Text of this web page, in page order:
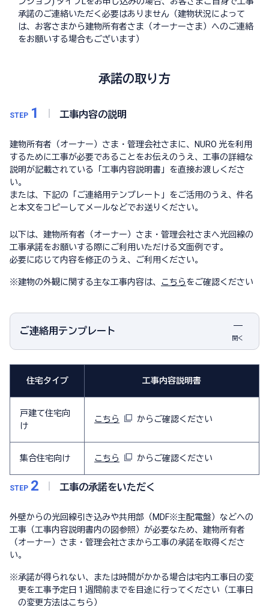
承諾のご連絡いただく必要はありません（建物状況によって
は、お客さまから建物所有者さま（オーナーさま）へのご連絡
をお願いする場合もございます）
承諾の取り方
STEP 1 工事内容の説明
建物所有者（オーナー）さま・管理会社さまに、NURO 光を利用
するために工事が必要であることをお伝えのうえ、工事の詳細な
説明が記載されている「工事内容説明書」を直接お渡しくださ
い。
または、下記の「ご連絡用テンプレート」をご活用のうえ、件名
と本文をコピーしてメールなどでお送りください。
以下は、建物所有者（オーナー）さま・管理会社さまへ光回線の
工事承諾をお願いする際にご利用いただける文面例です。
必要に応じて内容を修正のうえ、ご利用ください。
※建物の外観に関する主な工事内容は、 こちらをご確認ください
ご連絡用テンプレート
開く
住宅タイプ 工事内容説明書
戸建て住宅向
け
こちら からご確認ください
集合住宅向け こちら からご確認ください
STEP 2 工事の承諾をいただく
外壁からの光回線引き込みや共用部（MDF※主配電盤）などへの
工事（工事内容説明書内の図参照）が必要なため、建物所有者
（オーナー）さま・管理会社さまから工事の承諾を取得くださ
い。
※承諾が得られない、または時間がかかる場合は宅内工事日の変
更を工事予定日 1 週間前までを目途に行ってください（工事日
の変更方法はこちら）